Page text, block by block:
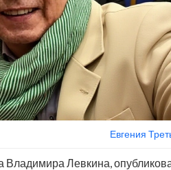
Евгения
Владимира Левкина,